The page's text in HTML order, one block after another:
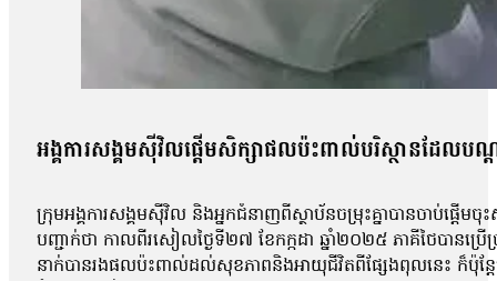
អង្គការសង្គមស៊ីវិលផ្ដើមសិក្សាផលប៉ះពាល់បរិស្ថានដែលប
ក្រុមអង្គការសង្គមស៊ីវិល និងអ្នកជំនាញពីស្ថាប័នចម្រុះគ្នាបានចាប់ផ្ដើ
បញ្ជាក់ថា កាលពីរសៀលថ្ងៃទី២៧ ខែកក្កដា ឆ្នាំ២០២៥ ភាគីថៃបានប្រើ
នាក់បានរងផលប៉ះពាល់ដល់សុខភាពនិងអាយុជីវិតពីផ្សែងពុលនេះ ក៏ប៉ុន្តែ